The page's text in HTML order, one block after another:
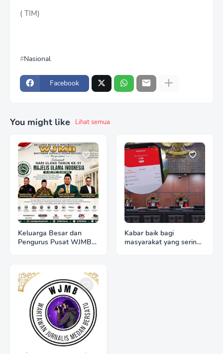
( TIM)
Nasional
Facebook
You might like Lihat semua
Keluarga Besar dan
Pengurus Pusat WJMB
Indonesia
Kabar baik bagi
masyarakat yang sering